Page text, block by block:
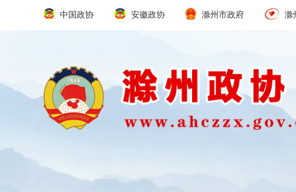
中国政协 安徽政协 滁州市政府 滁